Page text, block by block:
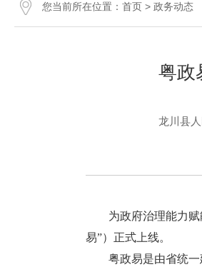
您当前所在位置： 首页 > 政务动态
粤政
龙川县
为政府治理能力赋能
易”）正式上线。
粤政易是由省统一建